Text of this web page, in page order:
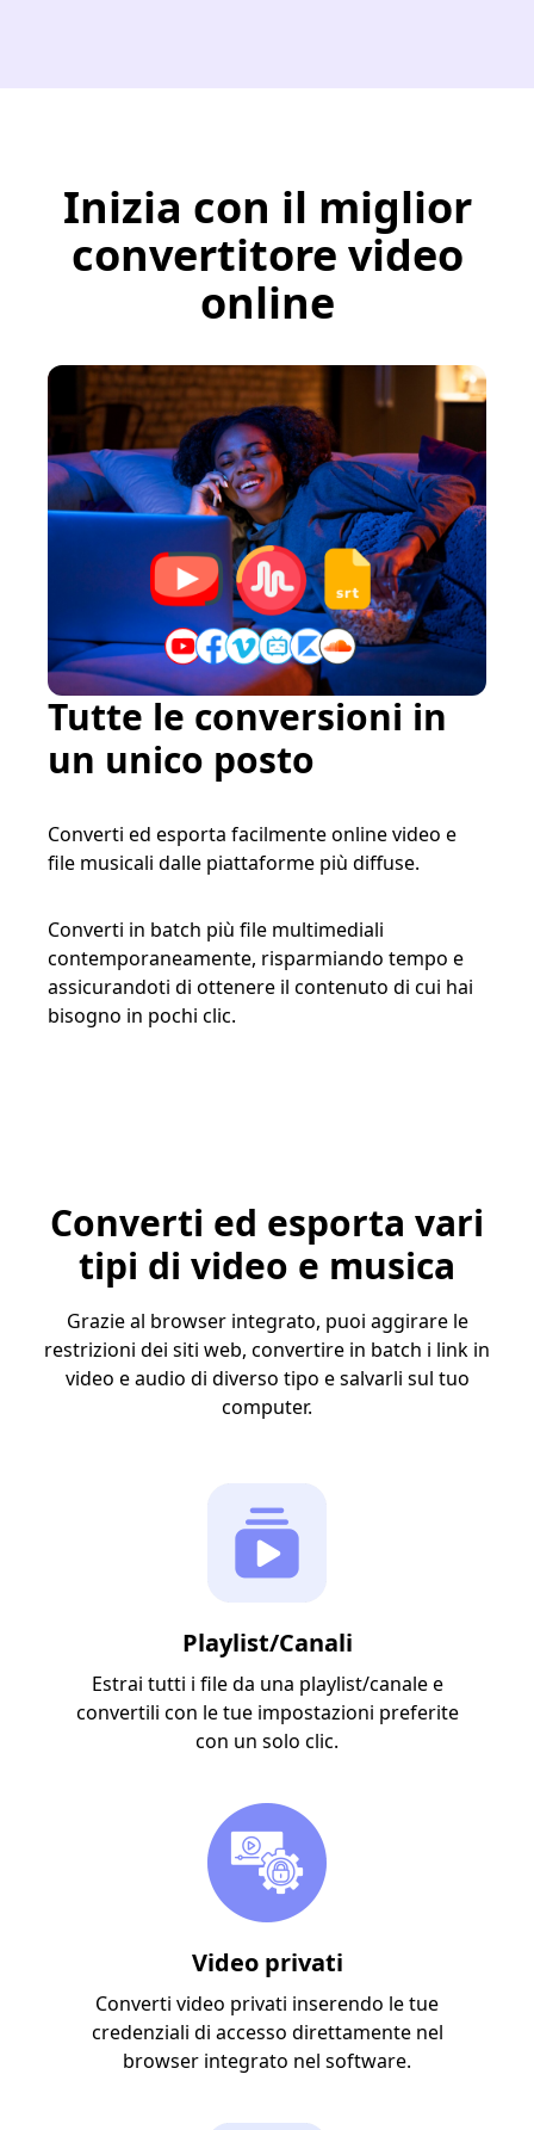
Inizia con il miglior
convertitore video
online
Tutte le conversioni in
un unico posto
Converti ed esporta facilmente online video e
file musicali dalle piattaforme più diffuse.
Converti in batch più file multimediali
contemporaneamente, risparmiando tempo e
assicurandoti di ottenere il contenuto di cui hai
bisogno in pochi clic.
Converti ed esporta vari
tipi di video e musica
Grazie al browser integrato, puoi aggirare le
restrizioni dei siti web, convertire in batch i link in
video e audio di diverso tipo e salvarli sul tuo
computer.
Playlist/Canali
Estrai tutti i file da una playlist/canale e
convertili con le tue impostazioni preferite
con un solo clic.
Video privati
Converti video privati ​​inserendo le tue
credenziali di accesso direttamente nel
browser integrato nel software.